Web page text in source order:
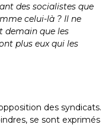
des socialistes que
celui-là ? Il ne
demain que les
plus eux qui les
des syndicats.
se sont exprimés